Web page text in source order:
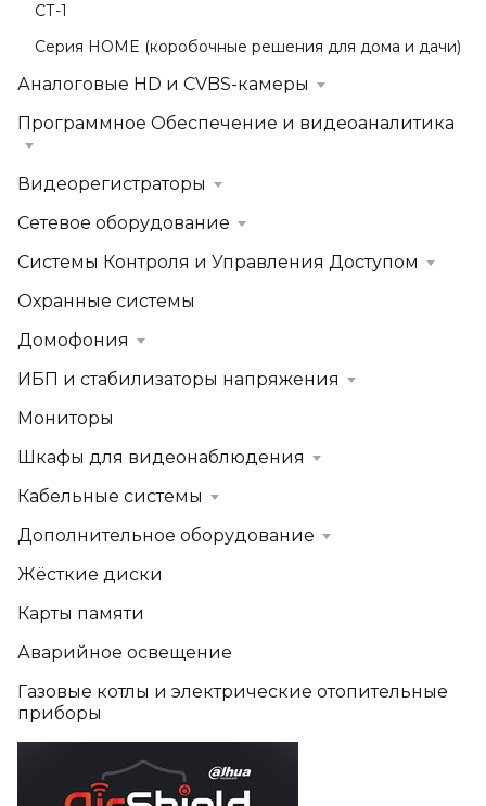
СТ-1
Серия HOME (коробочные решения для дома и дачи)
Аналоговые HD и CVBS-камеры
Программное Обеспечение и видеоаналитика
Видеорегистраторы
Сетевое оборудование
Системы Контроля и Управления Доступом
Охранные системы
Домофония
ИБП и стабилизаторы напряжения
Мониторы
Шкафы для видеонаблюдения
Кабельные системы
Дополнительное оборудование
Жёсткие диски
Карты памяти
Аварийное освещение
Газовые котлы и электрические отопительные
приборы